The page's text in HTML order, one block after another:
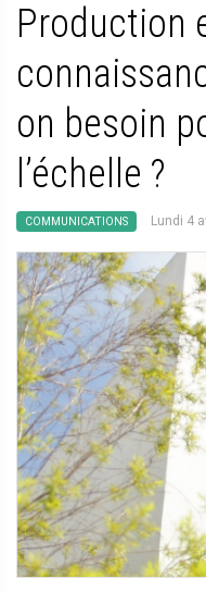
Production
on besoin
l’échelle ?
COMMUNICATIONS Lundi 4